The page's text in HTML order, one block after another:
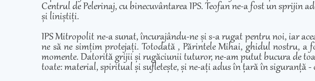
Centrul de Pelerinaj, cu binecuvântarea IPS. Teofan ne-a fost un sprijin
și liniștiți.
IPS Mitropolit ne-a sunat, încurajându-ne și s-a rugat pentru noi, iar
ne să ne simțim protejați. Totodată , Părintele Mihai, ghidul nostru,
momente. Datorită grijii și rugăciunii tuturor, ne-am putut bucura de
toate: material, spiritual și sufletește, și ne-ați adus în țară în siguranță